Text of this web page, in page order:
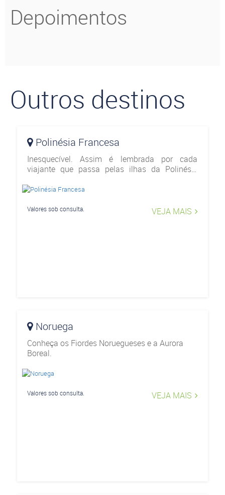
Depoimentos
Outros destinos
Polinésia Francesa
Inesquecível. Assim é lembrada por cada
viajante que passa pelas ilhas da Polinésia
encanta qualquer um com as suas paisagens
Valores sob consulta. VEJA MAIS
Noruega
Conheça os Fiordes Noruegueses e a Aurora
Boreal.
Valores sob consulta. VEJA MAIS